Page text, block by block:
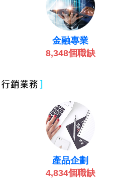
金融專業
8,348個職缺
產品企劃
4,834個職缺